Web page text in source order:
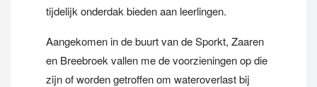
tijdelijk onderdak bieden aan leerlingen.
Aangekomen in de buurt van de Sporkt, Zaaren
en Breebroek vallen me de voorzieningen op die
zijn of worden getroffen om wateroverlast bij